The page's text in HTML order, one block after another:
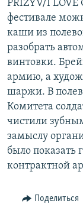
PRIZYV/I LOVE
фестивале
каши из
разобрать
винтовки.
армию, а
шаржи. В
Комитета
чистили
замыслу
было показать
контрактной
Поделиться